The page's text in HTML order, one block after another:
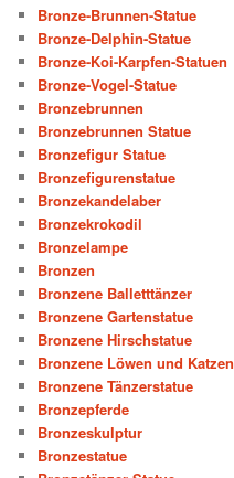
Bronze-Brunnen-Statue
Bronze-Delphin-Statue
Bronze-Koi-Karpfen-Statuen
Bronze-Vogel-Statue
Bronzebrunnen
Bronzebrunnen Statue
Bronzefigur Statue
Bronzefigurenstatue
Bronzekandelaber
Bronzekrokodil
Bronzelampe
Bronzen
Bronzene Balletttänzer
Bronzene Gartenstatue
Bronzene Hirschstatue
Bronzene Löwen und Katzen
Bronzene Tänzerstatue
Bronzepferde
Bronzeskulptur
Bronzestatue